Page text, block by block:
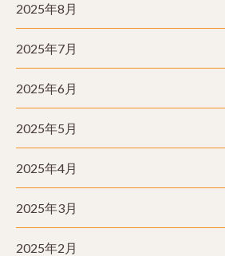
2025年8月
2025年7月
2025年6月
2025年5月
2025年4月
2025年3月
2025年2月